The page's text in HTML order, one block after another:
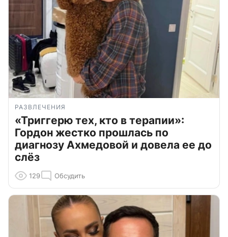
РАЗВЛЕЧЕНИЯ
«Триггерю тех, кто в терапии»:
Гордон жестко прошлась по
диагнозу Ахмедовой и довела ее до
слёз
129 Обсудить